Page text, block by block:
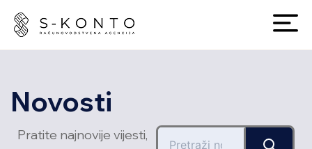
Novosti
Pratite najnovije vijesti,